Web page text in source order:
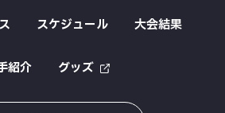
スケジュール 大会結果
紹介 グッズ